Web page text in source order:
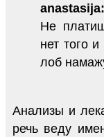
anastasija:
Не
нет того и
лоб
Анализы и
речь веду